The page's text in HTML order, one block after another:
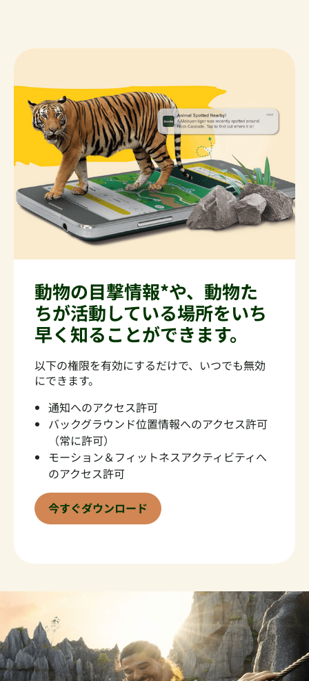
動物の目撃情報*や、動物た
ちが活動している場所をいち
早く知ることができます。
以下の権限を有効にするだけで、いつでも無効
にできます。
通知へのアクセス許可
バックグラウンド位置情報へのアクセス許可
（常に許可）
モーション＆フィットネスアクティビティへ
のアクセス許可
今すぐダウンロード